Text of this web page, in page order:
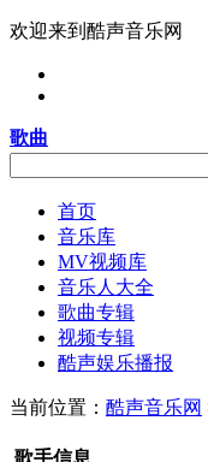
欢迎来到酷声音乐网
歌曲
首页
音乐库
MV视频库
音乐人大全
歌曲专辑
视频专辑
酷声娱乐播报
当前位置： 酷声音乐网